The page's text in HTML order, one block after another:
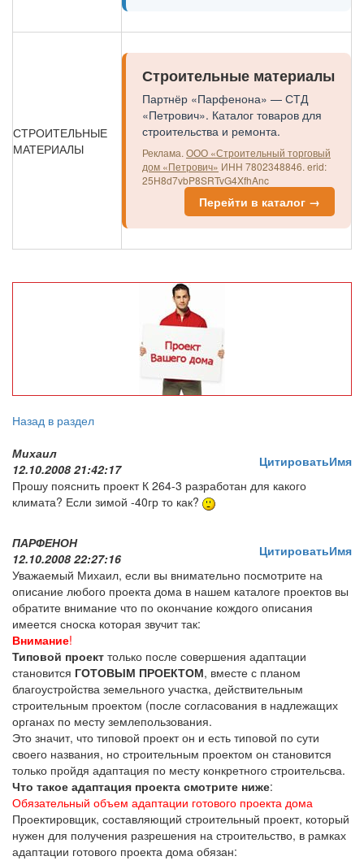
СТРОИТЕЛЬНЫЕ
МАТЕРИАЛЫ
Строительные материалы
Партнёр «Парфенона» — СТД
«Петрович». Каталог товаров для
строительства и ремонта.
Реклама. ООО «Строительный торговый
дом «Петрович» ИНН 7802348846. erid:
25H8d7vbP8SRTvG4XfhAnc
Перейти в каталог →
Назад в раздел
Михаил
12.10.2008 21:42:17
ЦитироватьИмя
Прошу пояснить проект К 264-3 разработан для какого
климата? Если зимой -40гр то как?
ПАРФЕНОН
12.10.2008 22:27:16
ЦитироватьИмя
Уважаемый Михаил, если вы внимательно посмотрите на
описание любого проекта дома в нашем каталоге проектов вы
обратите внимание что по окончание кождого описания
имеется сноска которая звучит так:
Внимание!
Типовой проект только после совершения адаптации
становится ГОТОВЫМ ПРОЕКТОМ, вместе с планом
благоустройства земельного участка, действительным
строительным проектом (после согласования в надлежащих
органах по месту землепользования.
Это значит, что типовой проект он и есть типовой по сути
своего названия, но строительным проектом он становится
только пройдя адаптация по месту конкретного строительсва.
Что такое адаптация проекта смотрите ниже:
Обязательный объем адаптации готового проекта дома
Проектировщик, составляющий строительный проект, который
нужен для получения разрешения на строительство, в рамках
адаптации готового проекта дома обязан: